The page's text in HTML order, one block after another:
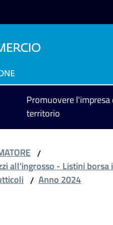
Promuovere l'impresa
territorio
/
all'ingrosso - Listini
/ Anno 2024